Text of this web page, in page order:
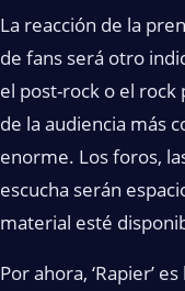
La reacción de la
de fans será otro
el post-rock o el
de la audiencia más
enorme. Los foros,
escucha serán
material esté
Por ahora, ‘Rapier’